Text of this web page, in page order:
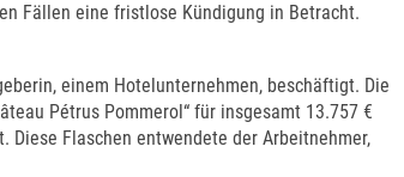
Fällen eine fristlose Kündigung in Betracht.
einem Hotelunternehmen, beschäftigt. Die
Pétrus Pommerol“ für insgesamt 13.757 €
Flaschen entwendete der Arbeitnehmer,